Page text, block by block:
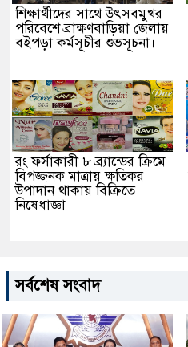
শিক্ষার্থীদের সাথে উৎসবমুখর
পরিবেশে ব্রাক্ষণবাড়িয়া জেলায়
বইপড়া কর্মসূচীর শুভসূচনা।
রং ফর্সাকারী ৮ ব্র্যান্ডের ক্রিমে
বিপজ্জনক মাত্রায় ক্ষতিকর
উপাদান থাকায় বিক্রিতে
নিষেধাজ্ঞা
সর্বশেষ সংবাদ